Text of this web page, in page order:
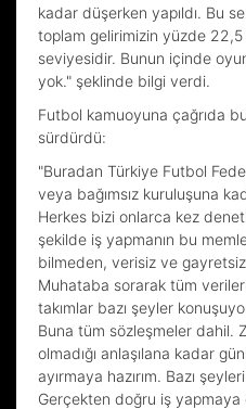
kadar düşerken yapıldı. Bu
toplam gelirimizin yüzde
seviyesidir. Bunun içinde
yok." şeklinde bilgi verdi.
Futbol kamuoyuna çağrıda
sürdürdü:
"Buradan Türkiye Futbol
veya bağımsız kuruluşuna
Herkes bizi onlarca kez
şekilde iş yapmanın bu
bilmeden, verisiz ve gayretsiz
Muhataba sorarak tüm
takımlar bazı şeyler
Buna tüm sözleşmeler dahil.
olmadığı anlaşılana kadar
ayırmaya hazırım. Bazı
Gerçekten doğru iş yapmaya